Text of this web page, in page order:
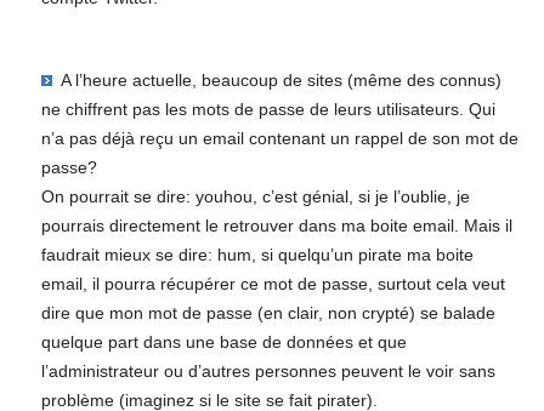
A l’heure actuelle, beaucoup de sites (même des connus)
ne chiffrent pas les mots de passe de leurs utilisateurs. Qui
n’a pas déjà reçu un email contenant un rappel de son mot de
passe?
On pourrait se dire: youhou, c’est génial, si je l’oublie, je
pourrais directement le retrouver dans ma boite email. Mais il
faudrait mieux se dire: hum, si quelqu’un pirate ma boite
email, il pourra récupérer ce mot de passe, surtout cela veut
dire que mon mot de passe (en clair, non crypté) se balade
quelque part dans une base de données et que
l’administrateur ou d’autres personnes peuvent le voir sans
problème (imaginez si le site se fait pirater).